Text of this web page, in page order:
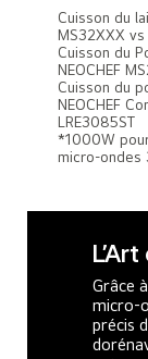
Cuisson du
MS32XXX
Cuisson du
NEOCHEF
Cuisson du
NEOCHEF
LRE3085ST
*1000W
micro-ondes
Grâce
micro-
précis